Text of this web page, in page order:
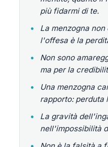
più fidarmi di te.
•
La menzogna
l'offesa è la
•
Non sono
ma per la
•
Una menzogna
rapporto: perduta
•
La gravità
nell'impossibilità